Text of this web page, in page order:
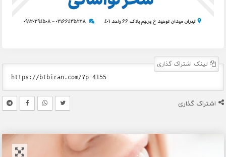
لینک اشتراک گذاری
اشتراک گذاری